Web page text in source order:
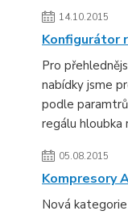
14.10.2015
Konfigurátor
Pro
nabídky jsme
podle
regálu hloubka
05.08.2015
Kompresory
Nová